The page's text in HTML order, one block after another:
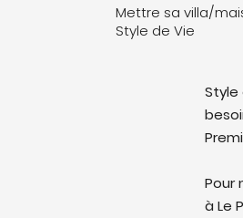
Mettre sa villa/
Style de Vie
Pour
à Le